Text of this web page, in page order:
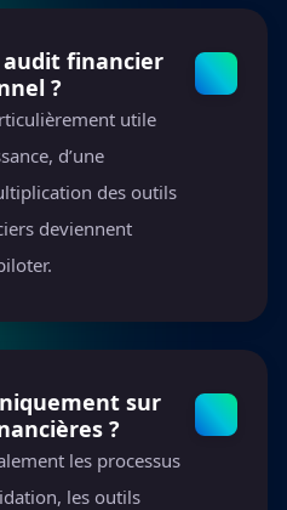
financier
?
utile
d’une
des outils
deviennent
sur
?
les processus
les outils